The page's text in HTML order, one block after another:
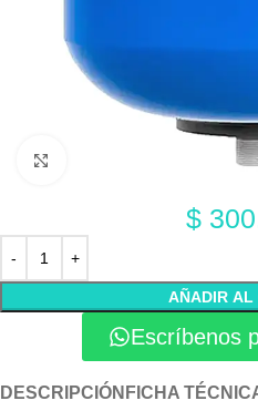
$
AÑADIR AL
Escríbenos
DESCRIPCIÓN FICHA